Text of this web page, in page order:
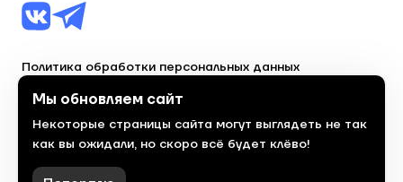
Политика обработки персональных данных
© 2023, торгово-сервисная сеть «Колесо»
Политика конфиденциальности
Сделано
красиво
Мы обновляем сайт
Некоторые страницы сайта могут выглядеть не так
как вы ожидали, но скоро всё будет клёво!